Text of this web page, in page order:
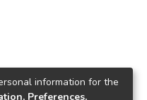
information for the
Preferences,